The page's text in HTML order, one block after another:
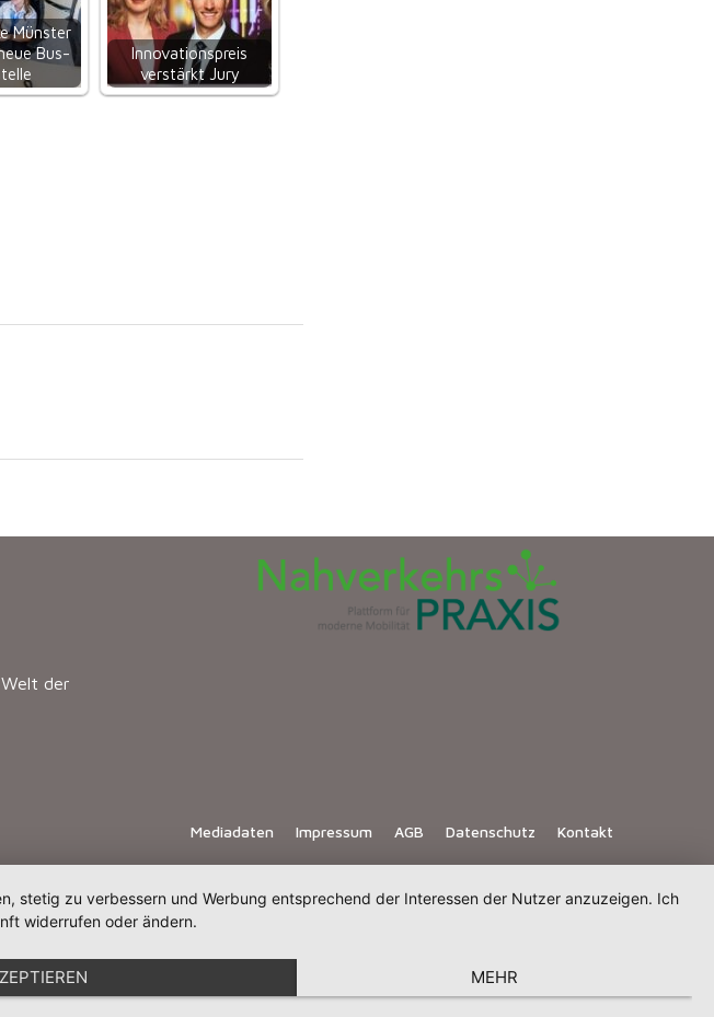
Münster
Bus-
Innovationspreis
verstärkt Jury
der
Mediadaten Impressum AGB Datenschutz Kontakt
stetig zu verbessern und Werbung entsprechend der Interessen der Nutzer anzuzeigen. Ich
widerrufen oder ändern.
MEHR